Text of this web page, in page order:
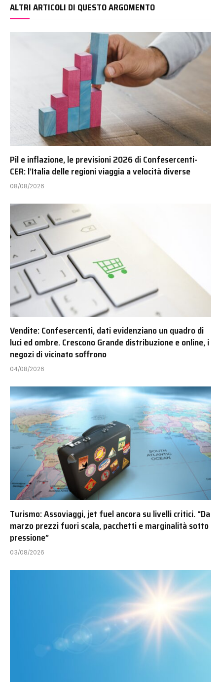
ALTRI ARTICOLI DI QUESTO ARGOMENTO
Pil e inflazione, le previsioni 2026 di Confesercenti-
CER: l’Italia delle regioni viaggia a velocità diverse
08/08/2026
Vendite: Confesercenti, dati evidenziano un quadro di
luci ed ombre. Crescono Grande distribuzione e online, i
negozi di vicinato soffrono
04/08/2026
Turismo: Assoviaggi, jet fuel ancora su livelli critici. “Da
marzo prezzi fuori scala, pacchetti e marginalità sotto
pressione”
03/08/2026